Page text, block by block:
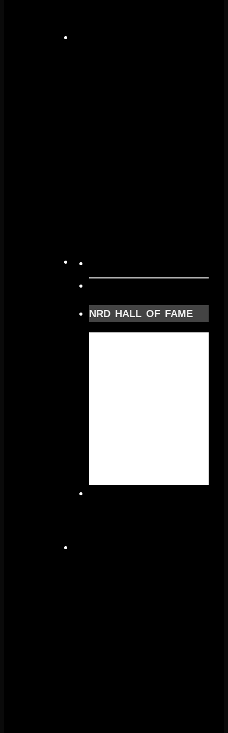
NRD HALL OF FAME